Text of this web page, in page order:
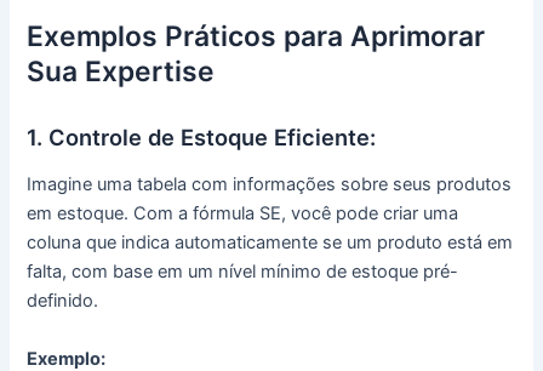
Exemplos Práticos para Aprimorar
Sua Expertise
1. Controle de Estoque Eficiente:
Imagine uma tabela com informações sobre seus produtos
em estoque. Com a fórmula SE, você pode criar uma
coluna que indica automaticamente se um produto está em
falta, com base em um nível mínimo de estoque pré-
definido.
Exemplo: